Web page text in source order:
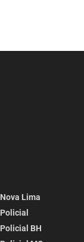
Nova Lima
Policial
Policial BH